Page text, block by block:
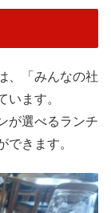
、「みんなの社
います。
が選べるランチ
できます。